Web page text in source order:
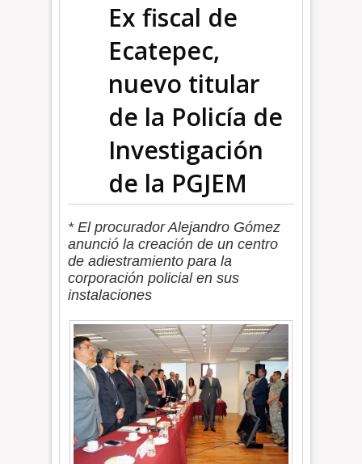
Ex fiscal de
Ecatepec,
nuevo titular
de la Policía de
Investigación
de la PGJEM
* El procurador Alejandro Gómez
anunció la creación de un centro
de adiestramiento para la
corporación policial en sus
instalaciones